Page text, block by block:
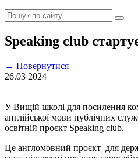
Speaking club
← Повернутися
26.03 2024
У Вищій школі для посилення
англійської мови публічних
освітній проєкт Speaking club.
Це англомовний проєкт для